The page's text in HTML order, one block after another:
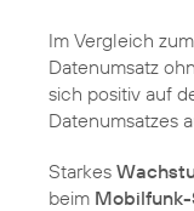
Im Vergleich
Datenumsatz
sich positiv auf
Datenumsatzes
Starkes
beim